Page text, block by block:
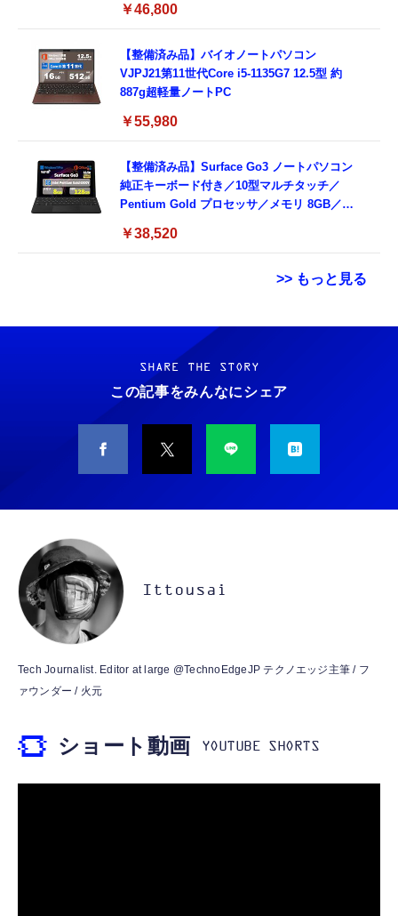
ド付き (整備済み品)
￥46,800
【整備済み品】バイオノートパソコン
VJPJ21第11世代Core i5-1135G7 12.5型 約
887g超軽量ノートPC
￥55,980
【整備済み品】Surface Go3 ノートパソコン
純正キーボード付き／10型マルチタッチ／
Pentium Gold プロセッサ／メモリ 8GB／
Bluetooth5.0／USB-C／1080p顔認証カメラ
￥38,520
>> もっと見る
Grithope イヤホン タイプC【2026新モデル
耐久性】 有線イヤホン マイク付き HiFi音質
ノイズ低減 重低音 遅延なし
￥949
タイプc 寝ホンイヤホン 寝ホン type-c 有線
睡眠用イヤホン 【音質強化バージョン
￥2,199
MFi認証 【ハイレゾ音質】 内蔵DAC 遅延な
し 48ビット/96KHz 音量調節対応
【HIFI音質】iphone イヤホンジャック ライ
￥999
霊界コミュニケーションロボット BAKETAN
WARASHI ばけたん ワラシ 改 KAI
￥5,400
M10SR AIペット（コミュニケーションロボッ
ト）
ット）
￥53,900
霊界コミュニケーションロボット BAKETAN
ジングベース付き ロペット 充電ベース付き
SHARE THE STORY
この記事をみんなにシェア
Ittousai
Tech Journalist. Editor at large @TechnoEdgeJP テクノエッジ主筆 / フ
ァウンダー / 火元
ショート動画